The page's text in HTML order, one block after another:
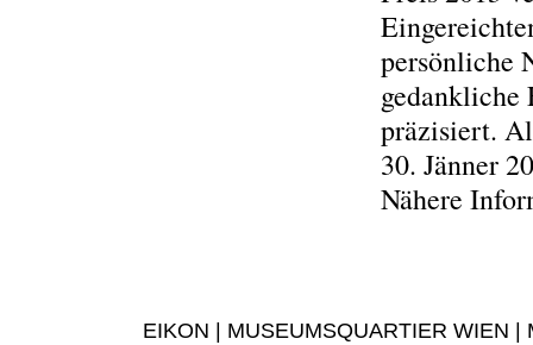
persönliche
gedankliche
präzisiert.
30. Jänner
Nähere
EIKON | MUSEUMSQUARTIER WIEN